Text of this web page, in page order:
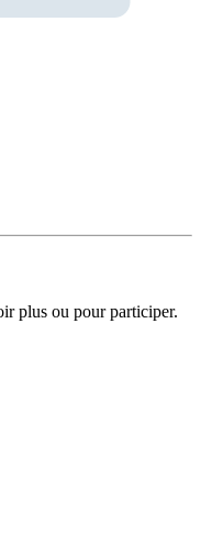
plus ou pour participer.